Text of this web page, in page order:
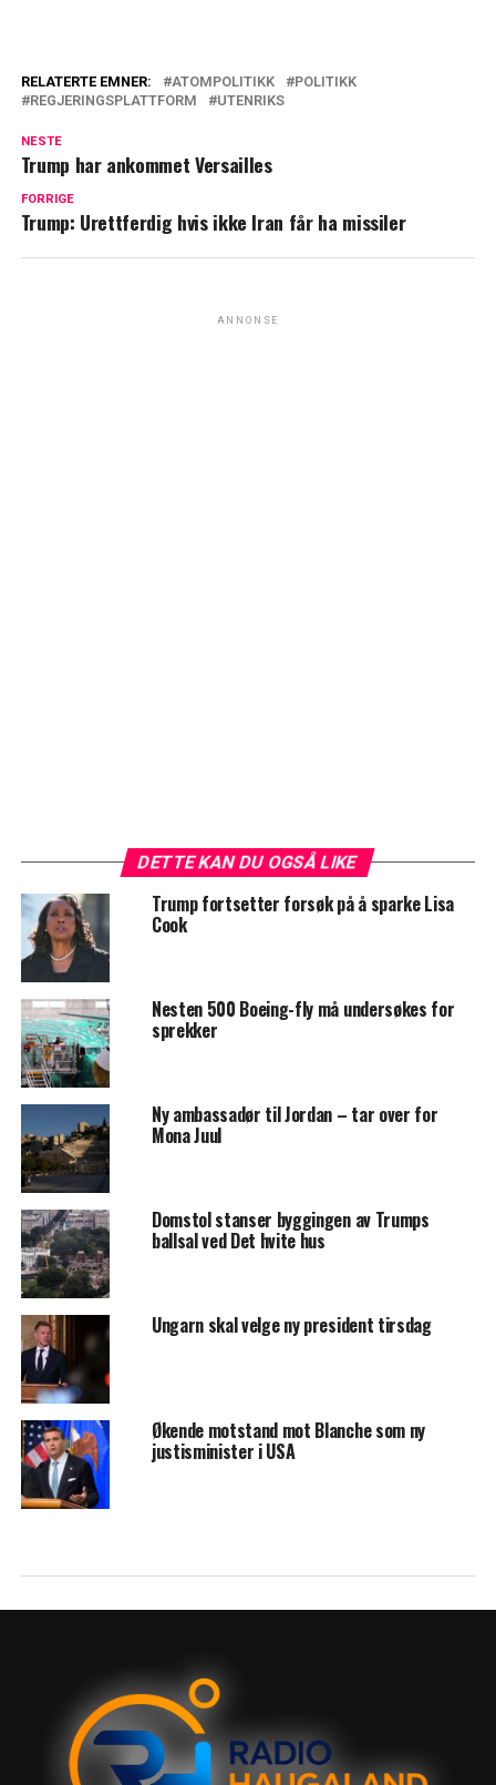
RELATERTE EMNER: ATOMPOLITIKK
POLITIKK
REGJERINGSPLATTFORM
UTENRIKS
NESTE
Trump har ankommet Versailles
FORRIGE
Trump: Urettferdig hvis ikke Iran får ha missiler
ANNONSE
DETTE KAN DU OGSÅ LIKE
Trump fortsetter forsøk på å sparke Lisa
Cook
Nesten 500 Boeing-fly må undersøkes for
sprekker
Ny ambassadør til Jordan – tar over for
Mona Juul
Domstol stanser byggingen av Trumps
ballsal ved Det hvite hus
Ungarn skal velge ny president tirsdag
Økende motstand mot Blanche som ny
justisminister i USA